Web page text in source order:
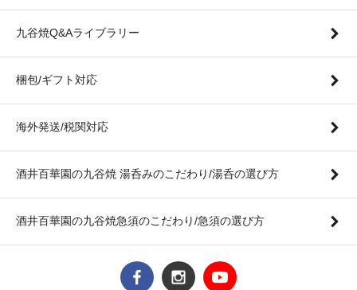
九谷焼Q&Aライブラリー
梱包/ギフト対応
海外発送/税関対応
酒井百華園の九谷焼 湯呑みのこだわり/湯呑の選び方
酒井百華園の九谷焼急須のこだわり/急須の選び方